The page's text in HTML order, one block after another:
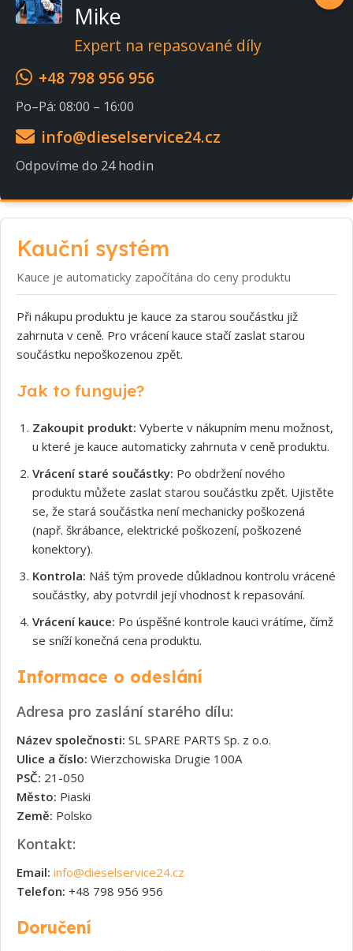
Mike
Expert na repasované díly
+48 798 956 956
Po–Pá: 08:00 – 16:00
info@dieselservice24.cz
Odpovíme do 24 hodin
Kauční systém
Kauce je automaticky započítána do ceny produktu
Při nákupu produktu je kauce za starou součástku již
zahrnuta v ceně. Pro vrácení kauce stačí zaslat starou
součástku nepoškozenou zpět.
Jak to funguje?
Zakoupit produkt: Vyberte v nákupním menu možnost,
u které je kauce automaticky zahrnuta v ceně produktu.
Vrácení staré součástky: Po obdržení nového
produktu můžete zaslat starou součástku zpět. Ujistěte
se, že stará součástka není mechanicky poškozená
(např. škrábance, elektrické poškození, poškozené
konektory).
Kontrola: Náš tým provede důkladnou kontrolu vrácené
součástky, aby potvrdil její vhodnost k repasování.
Vrácení kauce: Po úspěšné kontrole kauci vrátíme, čímž
se sníží konečná cena produktu.
Informace o odeslání
Adresa pro zaslání starého dílu:
Název společnosti: SL SPARE PARTS Sp. z o.o.
Ulice a číslo: Wierzchowiska Drugie 100A
PSČ: 21-050
Město: Piaski
Země: Polsko
Kontakt:
Email: info@dieselservice24.cz
Telefon: +48 798 956 956
Doručení